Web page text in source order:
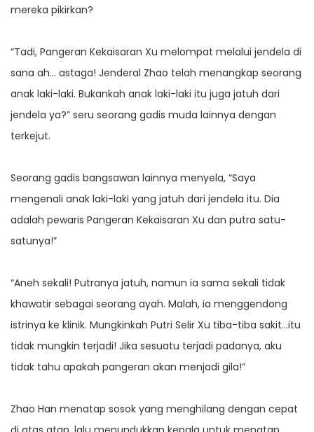
mereka pikirkan?
“Tadi, Pangeran Kekaisaran Xu melompat melalui jendela di
sana ah… astaga! Jenderal Zhao telah menangkap seorang
anak laki-laki. Bukankah anak laki-laki itu juga jatuh dari
jendela ya?” seru seorang gadis muda lainnya dengan
terkejut.
Seorang gadis bangsawan lainnya menyela, “Saya
mengenali anak laki-laki yang jatuh dari jendela itu. Dia
adalah pewaris Pangeran Kekaisaran Xu dan putra satu-
satunya!”
“Aneh sekali! Putranya jatuh, namun ia sama sekali tidak
khawatir sebagai seorang ayah. Malah, ia menggendong
istrinya ke klinik. Mungkinkah Putri Selir Xu tiba-tiba sakit…itu
tidak mungkin terjadi! Jika sesuatu terjadi padanya, aku
tidak tahu apakah pangeran akan menjadi gila!”
Zhao Han menatap sosok yang menghilang dengan cepat